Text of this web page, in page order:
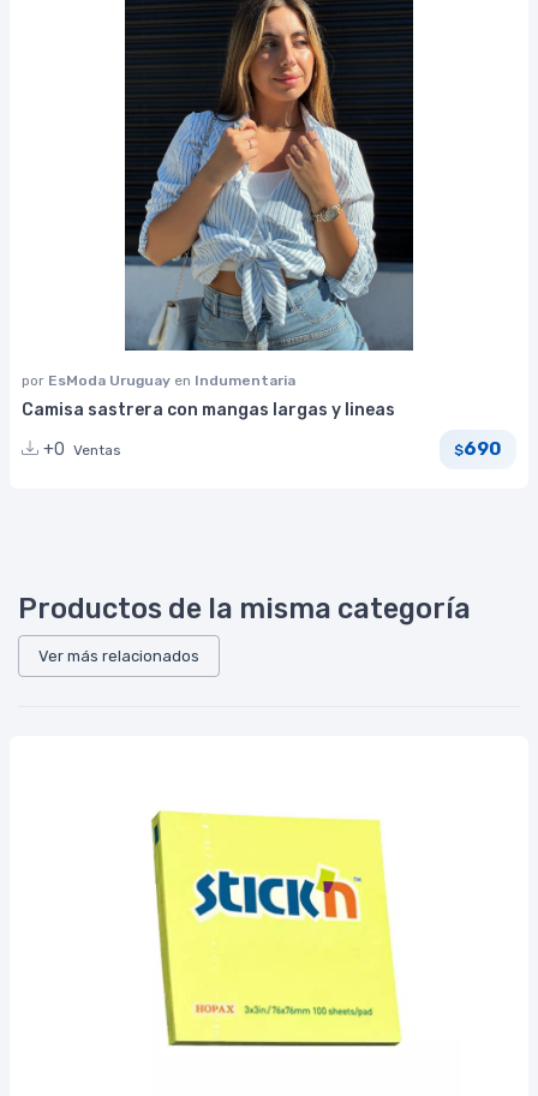
por EsModa Uruguay en Indumentaria
Camisa sastrera con mangas largas y lineas
+0 Ventas $690
Productos de la misma categoría
Ver más relacionados